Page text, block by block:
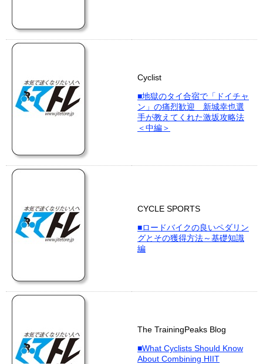
Cyclist
■地獄のタイ合宿で「ドイチャ
ン」の痛烈歓迎 新城幸也選
手が教えてくれた激坂攻略法
＜中編＞
CYCLE SPORTS
■ロードバイクの良いペダリン
グとその獲得方法～基礎知識
編
The TrainingPeaks Blog
■What Cyclists Should Know
About Combining HIIT